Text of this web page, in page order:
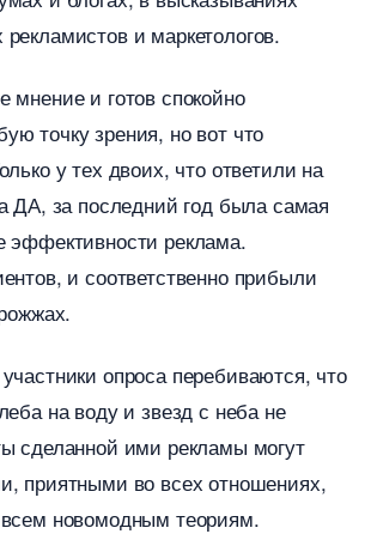
и маркетологов.
и готов спокойно
точку зрения, но вот что
у тех двоих, что ответили на
ДА, за последний год была самая
эффективности реклама.
и соответственно прибыли
опроса перебиваются, что
на воду и звезд с неба не
сделанной ими рекламы могут
приятными во всех отношениях,
всем новомодным теориям.